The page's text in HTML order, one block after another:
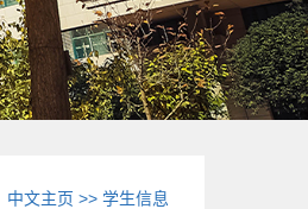
中文主页 >>学生信息